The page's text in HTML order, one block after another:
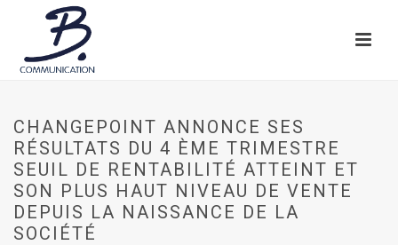
CHANGEPOINT ANNONCE SES
RÉSULTATS DU 4 ÈME TRIMESTRE
SEUIL DE RENTABILITÉ ATTEINT ET
SON PLUS HAUT NIVEAU DE VENTE
DEPUIS LA NAISSANCE DE LA
SOCIÉTÉ